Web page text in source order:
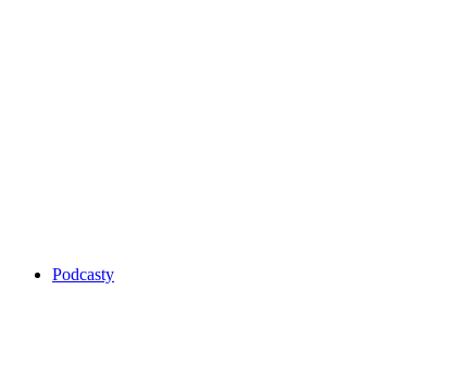
Podcasty